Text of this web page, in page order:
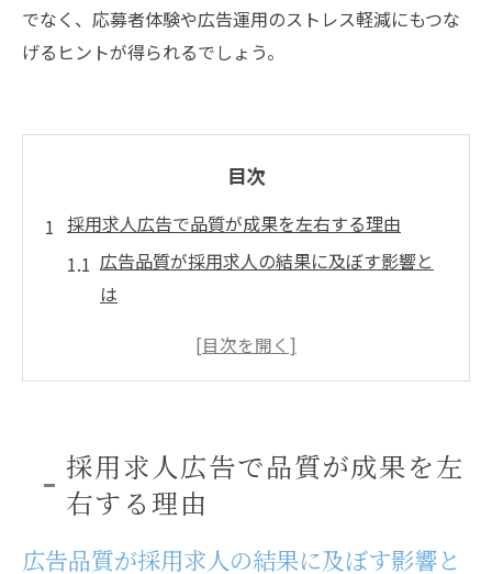
でなく、応募者体験や広告運用のストレス軽減にもつな
げるヒントが得られるでしょう。
目次
採用求人広告で品質が成果を左右する理由
広告品質が採用求人の結果に及ぼす影響と
は
求人広告の品質改善でバイト応募数が変わ
広告品質が求人広告の表示順位にどう関係
するか
採用求人広告で品質が成果を左
右する理由
広告品質が採用求人の結果に及ぼす影響と